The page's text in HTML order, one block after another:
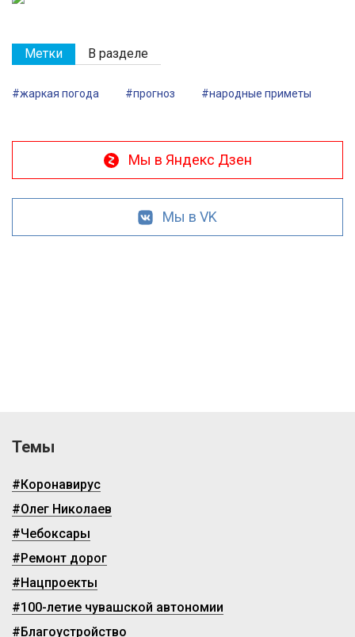
Метки В разделе
#жаркая погода #прогноз #народные приметы
Мы в Яндекс Дзен
Мы в VK
Темы
#Коронавирус
#Олег Николаев
#Чебоксары
#Ремонт дорог
#Нацпроекты
#100-летие чувашской автономии
#Благоустройство